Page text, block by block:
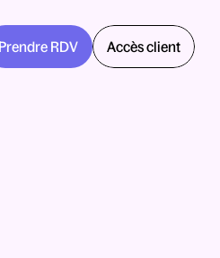
Prendre RDV Accès client